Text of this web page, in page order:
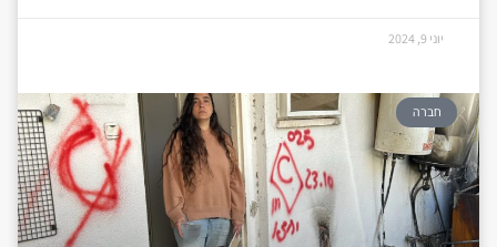
יוני 9, 2024
חברה